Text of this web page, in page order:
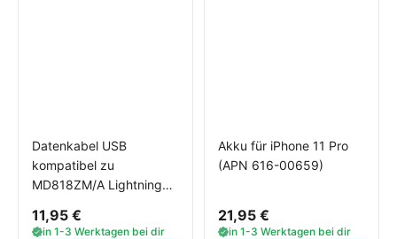
Datenkabel USB
kompatibel zu
MD818ZM/A Lightning
11,95 €
in 1-3 Werktagen bei dir
Akku für iPhone 11 Pro
(APN 616-00659)
21,95 €
in 1-3 Werktagen bei dir